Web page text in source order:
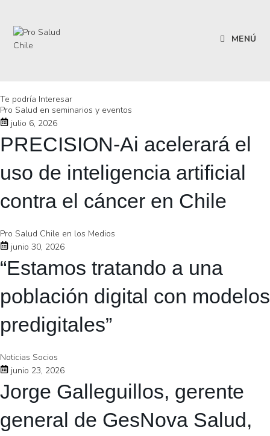
MENÚ
Te podría Interesar
Pro Salud en seminarios y eventos
julio 6, 2026
PRECISION-Ai acelerará el
uso de inteligencia artificial
contra el cáncer en Chile
Pro Salud Chile en los Medios
junio 30, 2026
“Estamos tratando a una
población digital con modelos
predigitales”
Noticias Socios
junio 23, 2026
Jorge Galleguillos, gerente
general de GesNova Salud,